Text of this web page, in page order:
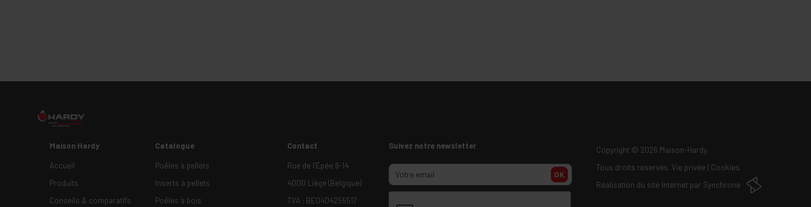
Maison Hardy
Accueil
Produits
Conseils & comparatifs
Catalogue
Poêles à pellets
Inserts à pellets
Poêles à bois
Contact
Rue de l’Epée 8-14
4000 Liège (Belgique)
TVA : BE0404255517
Suivez notre newsletter
OK
Copyright © 2026 Maison-Hardy.
Tous droits reservés. Vie privée
Cookies
Réalisation du site Internet par Synchrone